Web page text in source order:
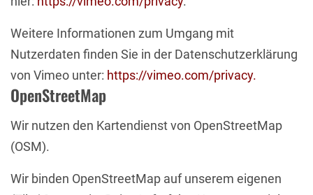
Weitere Informationen zum Umgang mit
Nutzerdaten finden Sie in der Datenschutzerklärung
von Vimeo unter: https://vimeo.com/privacy.
OpenStreetMap
Wir nutzen den Kartendienst von OpenStreetMap
(OSM).
Wir binden OpenStreetMap auf unserem eigenen